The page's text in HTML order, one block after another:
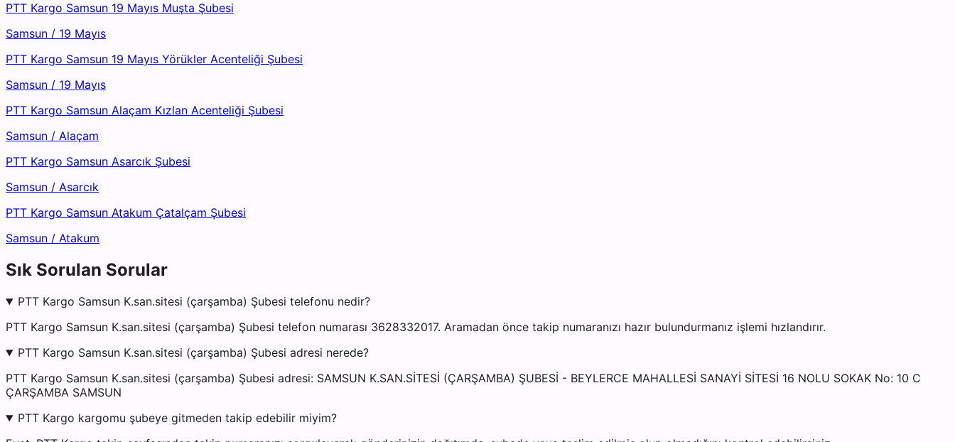
PTT Kargo Samsun 19 Mayıs Muşta Şubesi
Samsun / 19 Mayıs
PTT Kargo Samsun 19 Mayıs Yörükler Acenteliği Şubesi
Samsun / 19 Mayıs
PTT Kargo Samsun Alaçam Kızlan Acenteliği Şubesi
Samsun / Alaçam
PTT Kargo Samsun Asarcık Şubesi
Samsun / Asarcık
PTT Kargo Samsun Atakum Çatalçam Şubesi
Samsun / Atakum
Sık Sorulan Sorular
PTT Kargo Samsun K.san.sitesi (çarşamba) Şubesi telefonu nedir?
PTT Kargo Samsun K.san.sitesi (çarşamba) Şubesi telefon numarası 3628332017. Aramadan önce takip numaranızı hazır bulundurmanız işlemi hızlandırır.
PTT Kargo Samsun K.san.sitesi (çarşamba) Şubesi adresi nerede?
PTT Kargo Samsun K.san.sitesi (çarşamba) Şubesi adresi: SAMSUN K.SAN.SİTESİ (ÇARŞAMBA) ŞUBESİ - BEYLERCE MAHALLESİ SANAYİ SİTESİ 16 NOLU SOKAK No: 10 C
ÇARŞAMBA SAMSUN
PTT Kargo kargomu şubeye gitmeden takip edebilir miyim?